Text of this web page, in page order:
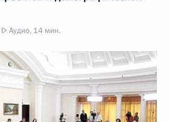
Аудио, 14 мин.